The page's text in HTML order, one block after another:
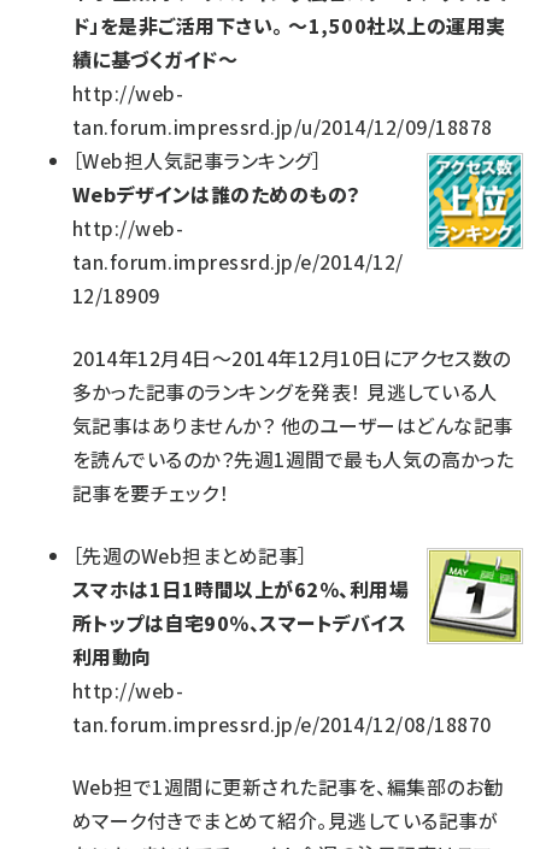
ド」を是非ご活用下さい。 ～1,500社以上の運用実
績に基づくガイド～
http://web-
tan.forum.impressrd.jp/u/2014/12/09/18878
［Web担人気記事ランキング］
Webデザインは誰のためのもの？
http://web-
tan.forum.impressrd.jp/e/2014/12/
12/18909
2014年12月4日～2014年12月10日にアクセス数の
多かった記事のランキングを発表！ 見逃している人
気記事はありませんか？ 他のユーザーはどんな記事
を読んでいるのか？先週1週間で最も人気の高かった
記事を要チェック！
［先週のWeb担まとめ記事］
スマホは1日1時間以上が62％、利用場
所トップは自宅90％、スマートデバイス
利用動向
http://web-
tan.forum.impressrd.jp/e/2014/12/08/18870
Web担で1週間に更新された記事を、編集部のお勧
めマーク付きでまとめて紹介。見逃している記事が